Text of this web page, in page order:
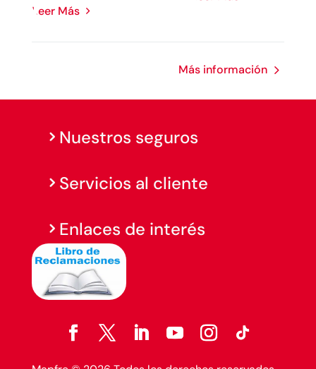
Leer Más
Más información
Nuestros seguros
Servicios al cliente
Enlaces de interés